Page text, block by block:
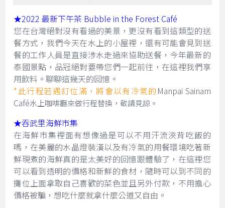
★2022 最新下午茶 Bubble in the Forest Café
您在台灣絕對沒有看過的美景，更沒有看到這類型的送
餐方式，我們今天在水上的小屋裡，還有可能會見到送
餐的工作人員是直接涉水走過來協助送餐，今年最新的
泰國景點，品冠絕對要帶您們一起前往，在這裡我們享
用飲料。聊聊這幾天的回憶。
*此行程若遇訂位滿，將會以有冷氣的 Manpai Sainam
Café水上咖啡廳來做行程替換，敬請見諒。
★吞武里海鮮市集
在海鮮市集裡面有想像過是可以不用汗流浹背吃飯的
嗎，在美麗的水晶燈裝潢以及有冷氣的用餐環境吃著新
鮮現煮的海鮮真的是太美好的回憶跟體驗了，在這裡您
可以看到透明的價格和新鮮的食材，隨時可以到不同的
攤位上面拿取自己喜歡的菜色並且另外付款，不用擔心
價格被騙，想吃什麼就拿什麼公道又自由。